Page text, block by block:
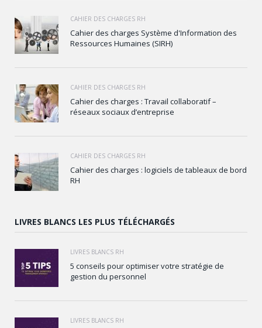
CAHIER DES CHARGES RH
Cahier des charges Système d'Information des
Ressources Humaines (SIRH)
CAHIER DES CHARGES RH
Cahier des charges : Travail collaboratif –
réseaux sociaux d’entreprise
CAHIER DES CHARGES RH
Cahier des charges : logiciels de tableaux de bord
RH
LIVRES BLANCS LES PLUS TÉLÉCHARGÉS
LIVRES BLANCS RH
5 conseils pour optimiser votre stratégie de
gestion du personnel
LIVRES BLANCS RH